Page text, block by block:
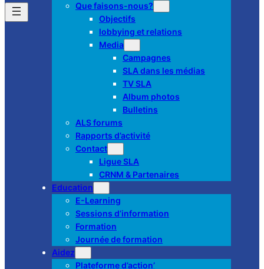
Que faisons-nous?
Objectifs
lobbying et relations
Media
Campagnes
SLA dans les médias
TV SLA
Album photos
Bulletins
ALS forums
Rapports d’activité
Contact
Ligue SLA
CRNM & Partenaires
Education
E-Learning
Sessions d’information
Formation
Journée de formation
Aidez
Plateforme d’action’